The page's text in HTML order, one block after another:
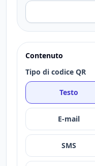
Contenuto
Tipo di codice QR
Testo
E-mail
SMS